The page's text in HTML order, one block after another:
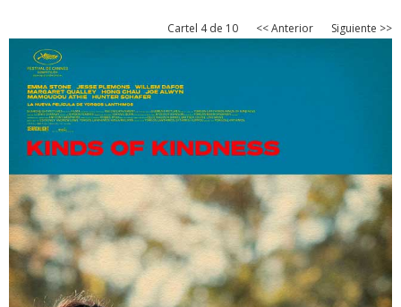
Cartel 4 de 10 << Anterior Siguiente >>